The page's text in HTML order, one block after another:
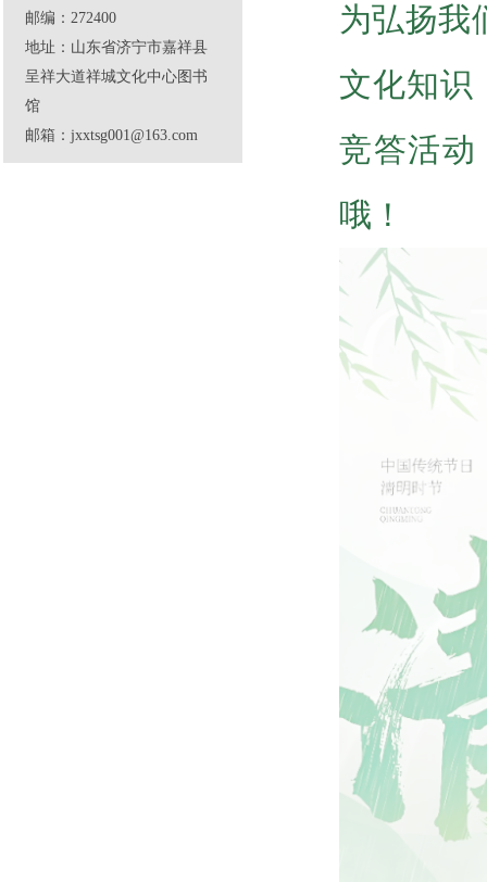
邮编：272400
地址：山东省济宁市嘉祥县
呈祥大道祥城文化中心图书
馆
邮箱：jxxtsg001@163.com
为弘扬我
文化知识
竞答活动
哦！